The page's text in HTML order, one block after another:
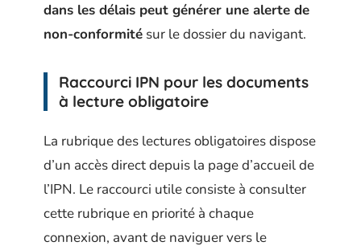
dans les délais peut générer une alerte de
non-conformité sur le dossier du navigant.
Raccourci IPN pour les documents
à lecture obligatoire
La rubrique des lectures obligatoires dispose
d’un accès direct depuis la page d’accueil de
l’IPN. Le raccourci utile consiste à consulter
cette rubrique en priorité à chaque
connexion, avant de naviguer vers le